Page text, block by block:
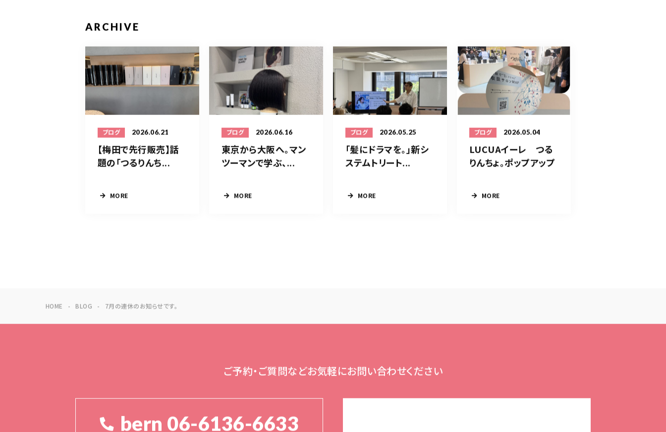
ARCHIVE
ブログ 2026.06.21
【梅田で先行販売】話
題の「つるりんち...
MORE
ブログ 2026.06.16
東京から大阪へ。マン
ツーマンで学ぶ、...
MORE
ブログ 2026.05.25
「髪にドラマを。」新シ
ステムトリート...
MORE
ブログ 2026.05.04
LUCUAイーレ つる
りんちょ。ポップアップ
MORE
HOME BLOG 7月の連休のお知らせです。
ご予約・ご質問などお気軽にお問い合わせください
bern 06-6136-6633